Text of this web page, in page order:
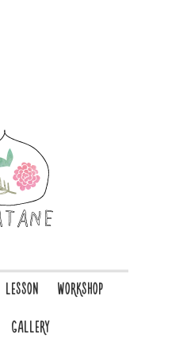
LESSON
WORKSHOP
GALLERY